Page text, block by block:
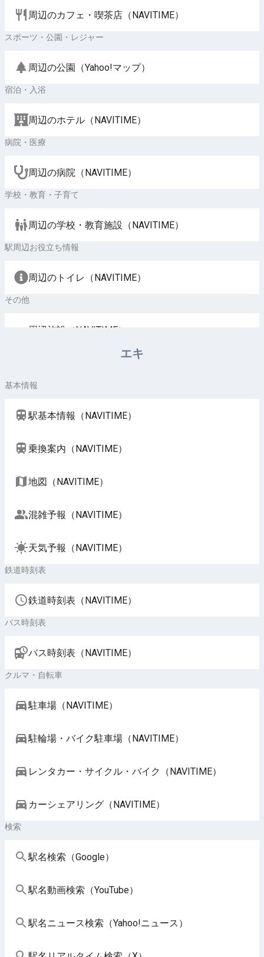
周辺のカフェ・喫茶店（NAVITIME）
スポーツ・公園・レジャー
周辺の公園（Yahoo!マップ）
宿泊・入浴
周辺のホテル（NAVITIME）
病院・医療
周辺の病院（NAVITIME）
学校・教育・子育て
周辺の学校・教育施設（NAVITIME）
駅周辺お役立ち情報
周辺のトイレ（NAVITIME）
その他
周辺施設（NAVITIME）
エキ
基本情報
駅基本情報（NAVITIME）
乗換案内（NAVITIME）
地図（NAVITIME）
混雑予報（NAVITIME）
天気予報（NAVITIME）
鉄道時刻表
鉄道時刻表（NAVITIME）
バス時刻表
バス時刻表（NAVITIME）
クルマ・自転車
駐車場（NAVITIME）
駐輪場・バイク駐車場（NAVITIME）
レンタカー・サイクル・バイク（NAVITIME）
カーシェアリング（NAVITIME）
検索
駅名検索（Google）
駅名動画検索（YouTube）
駅名ニュース検索（Yahoo!ニュース）